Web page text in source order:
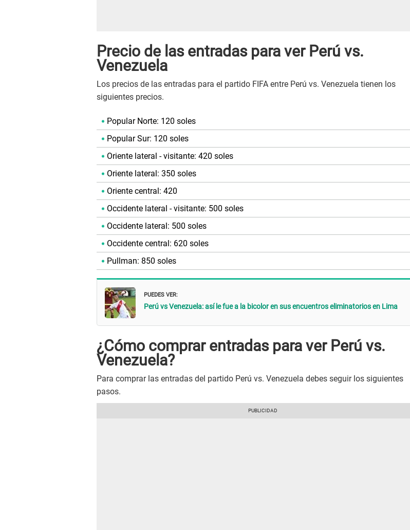
Precio de las entradas para ver Perú vs.
Venezuela
Los precios de las entradas para el partido FIFA entre Perú vs. Venezuela tienen los
siguientes precios.
Popular Norte: 120 soles
Popular Sur: 120 soles
Oriente lateral - visitante: 420 soles
Oriente lateral: 350 soles
Oriente central: 420
Occidente lateral - visitante: 500 soles
Occidente lateral: 500 soles
Occidente central: 620 soles
Pullman: 850 soles
PUEDES VER:
Perú vs Venezuela: así le fue a la bicolor en sus encuentros eliminatorios en Lima
¿Cómo comprar entradas para ver Perú vs.
Venezuela?
Para comprar las entradas del partido Perú vs. Venezuela debes seguir los siguientes
pasos.